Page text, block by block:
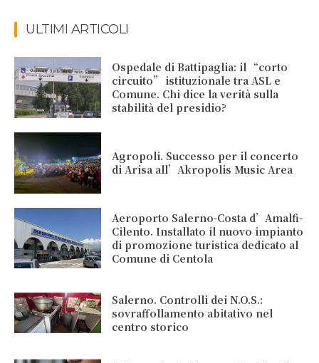
ULTIMI ARTICOLI
Ospedale di Battipaglia: il “corto
circuito” istituzionale tra ASL e
Comune. Chi dice la verità sulla
stabilità del presidio?
Agropoli. Successo per il concerto
di Arisa all’Akropolis Music Area
Aeroporto Salerno-Costa d’Amalfi-
Cilento. Installato il nuovo impianto
di promozione turistica dedicato al
Comune di Centola
Salerno. Controlli dei N.O.S.:
sovraffollamento abitativo nel
centro storico